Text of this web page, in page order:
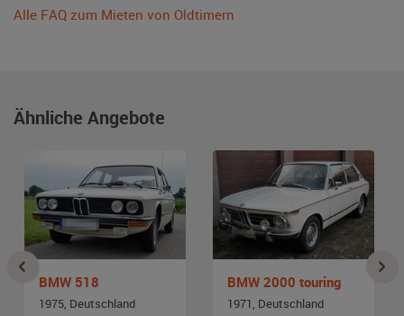
Alle FAQ zum Mieten von Oldtimern
Ähnliche Angebote
BMW 518
1975, Deutschland
BMW 2000 touring
1971, Deutschland